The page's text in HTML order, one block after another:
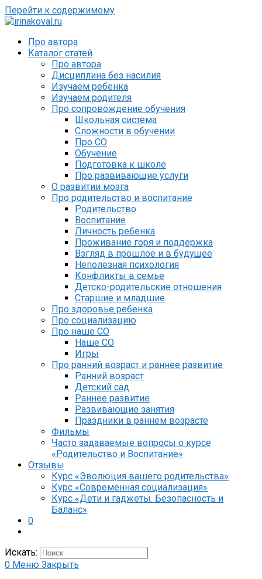
Перейти к содержимому
Про автора
Каталог статей
Про автора
Дисциплина без насилия
Изучаем ребенка
Изучаем родителя
Про сопровождение обучения
Школьная система
Сложности в обучении
Про СО
Обучение
Подготовка к школе
Про развивающие услуги
О развитии мозга
Про родительство и воспитание
Родительство
Воспитание
Личность ребенка
Проживание горя и поддержка
Взгляд в прошлое и в будущее
Неполезная психология
Конфликты в семье
Детско-родительские отношения
Старшие и младшие
Про здоровье ребенка
Про социализацию
Про наше СО
Наше СО
Игры
Про ранний возраст и раннее развитие
Ранний возраст
Детский сад
Раннее развитие
Развивающие занятия
Праздники в раннем возрасте
Фильмы
Часто задаваемые вопросы о курсе
«Родительство и Воспитание»
Отзывы
Курс «Эволюция вашего родительства»
Курс «Современная социализация»
Курс «Дети и гаджеты. Безопасность и
Баланс»
0
Искать:
0 Меню Закрыть